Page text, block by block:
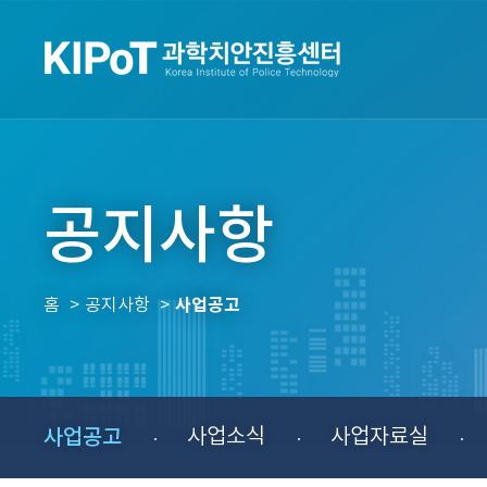
공지사항
홈 공지사항 사업공고
사업공고 사업소식 사업자료실